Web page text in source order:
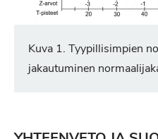
Kuva 1. Tyypillisimpien
jakautuminen